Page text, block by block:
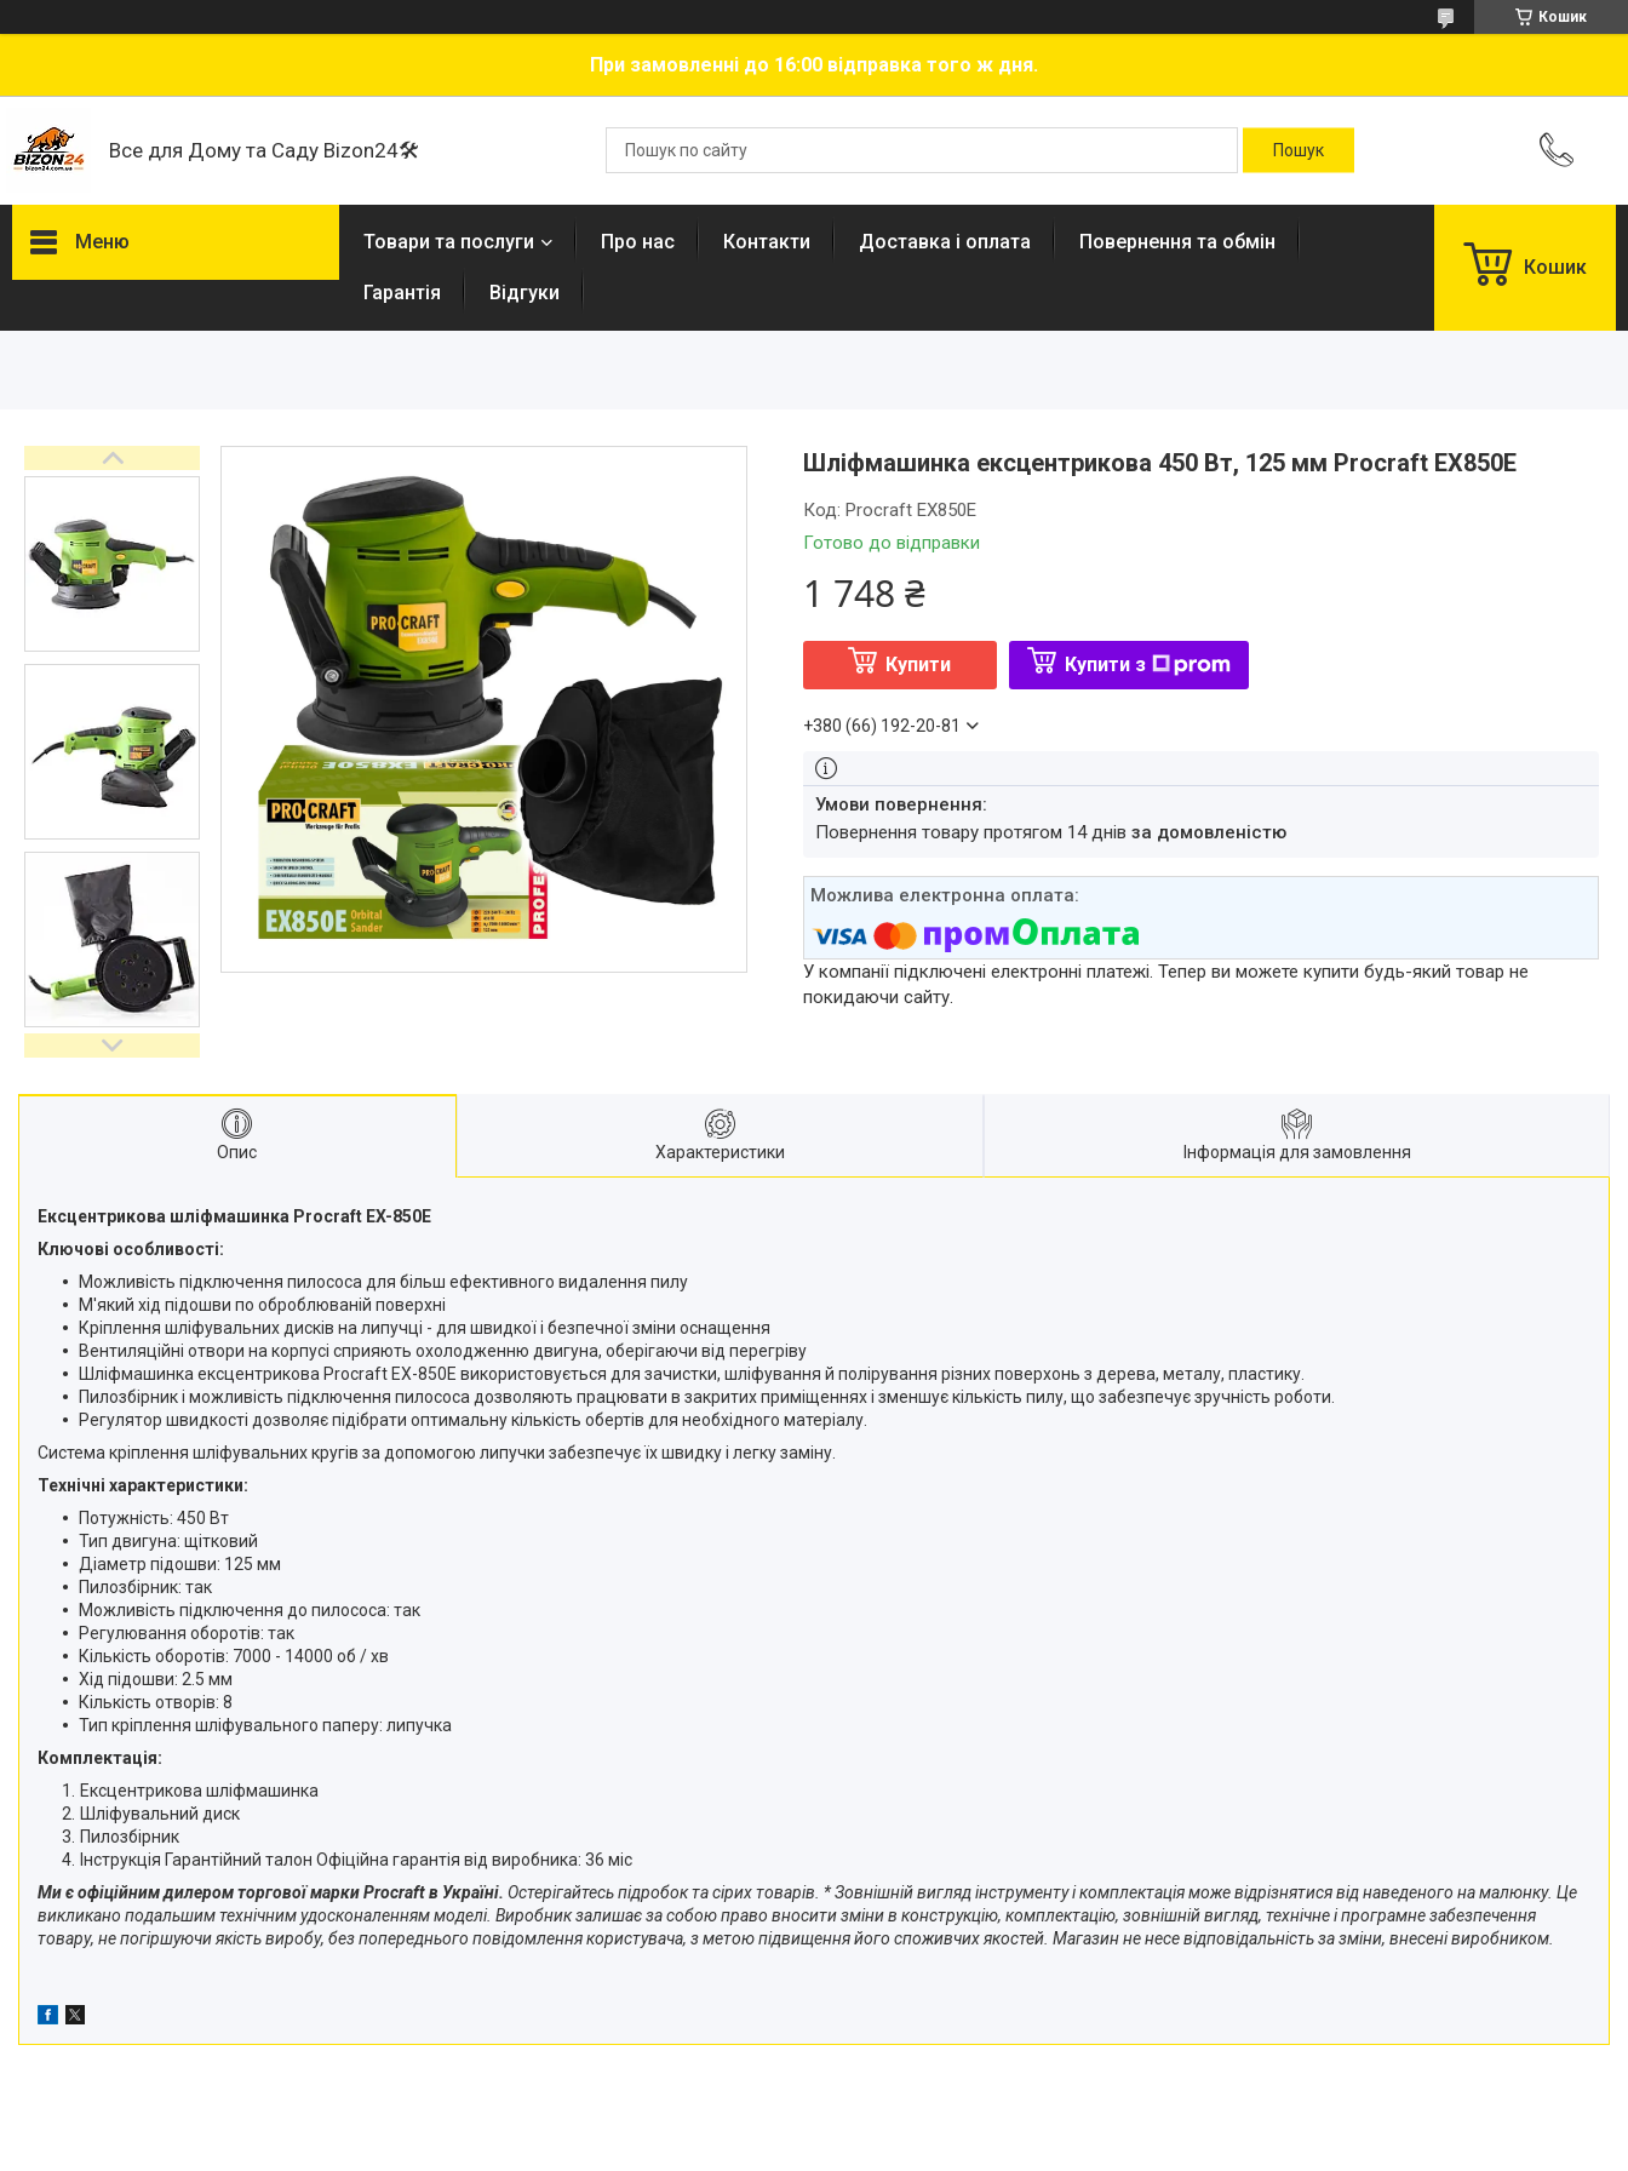
Кошик
При замовленні до 16:00 відправка того ж дня.
Все для Дому та Саду Bizon24🛠
Меню Товари та послуги Про нас Контакти Доставка і оплата Повернення та обмін
Гарантія Відгуки
Кошик
Шліфмашинка ексцентрикова 450 Вт, 125 мм Procraft EX850E
Готово до відправки
Код: Procraft EX850E
1 748 ₴
Купити Купити з
+380 (66) 192-20-81
повернення товару протягом 14 днів за домовленістю
У компанії підключені електронні платежі. Тепер ви можете купити будь-який товар не
покидаючи сайту.
Опис Характеристики Інформація для замовлення
Ексцентрикова шліфмашинка Procraft EX-850E
Ключові особливості:
Можливість підключення пилососа для більш ефективного видалення пилу
М'який хід підошви по оброблюваній поверхні
Кріплення шліфувальних дисків на липучці - для швидкої і безпечної зміни оснащення
Вентиляційні отвори на корпусі сприяють охолодженню двигуна, оберігаючи від перегріву
Шліфмашинка ексцентрикова Procraft EX-850E використовується для зачистки, шліфування й полірування різних поверхонь з дерева, металу, пластику.
Пилозбірник і можливість підключення пилососа дозволяють працювати в закритих приміщеннях і зменшує кількість пилу, що забезпечує зручність роботи.
Регулятор швидкості дозволяє підібрати оптимальну кількість обертів для необхідного матеріалу.
Система кріплення шліфувальних кругів за допомогою липучки забезпечує їх швидку і легку заміну.
Технічні характеристики:
Потужність: 450 Вт
Тип двигуна: щітковий
Діаметр підошви: 125 мм
Пилозбірник: так
Можливість підключення до пилососа: так
Регулювання оборотів: так
Кількість оборотів: 7000 - 14000 об / хв
Хід підошви: 2.5 мм
Кількість отворів: 8
Тип кріплення шліфувального паперу: липучка
Комплектація:
Ексцентрикова шліфмашинка
Шліфувальний диск
Пилозбірник
Інструкція Гарантійний талон Офіційна гарантія від виробника: 36 міс
Ми є офіційним дилером торгової марки Procraft в Україні. Остерігайтесь підробок та сірих товарів. * Зовнішній вигляд інструменту і комплектація може відрізнятися від наведеного на малюнку. Це
викликано подальшим технічним удосконаленням моделі. Виробник залишає за собою право вносити зміни в конструкцію, комплектацію, зовнішній вигляд, технічне і програмне забезпечення
товару, не погіршуючи якість виробу, без попереднього повідомлення користувача, з метою підвищення його споживчих якостей. Магазин не несе відповідальність за зміни, внесені виробником.